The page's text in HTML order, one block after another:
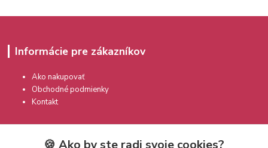
Informácie pre zákazníkov
Ako nakupovať
Obchodné podmienky
Kontakt
🍪 Ako by ste radi svoje cookies?